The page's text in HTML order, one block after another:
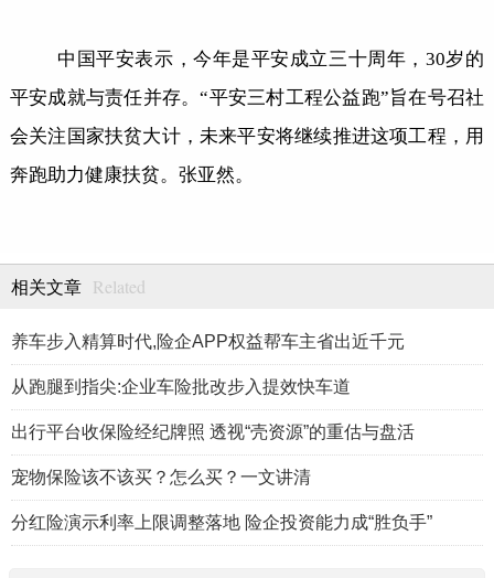
中国平安表示，今年是平安成立三十周年，30岁的
平安成就与责任并存。“平安三村工程公益跑”旨在号召社
会关注国家扶贫大计，未来平安将继续推进这项工程，用
奔跑助力健康扶贫。张亚然。
相关文章 Related
养车步入精算时代,险企APP权益帮车主省出近千元
从跑腿到指尖:企业车险批改步入提效快车道
出行平台收保险经纪牌照 透视“壳资源”的重估与盘活
宠物保险该不该买？怎么买？一文讲清
分红险演示利率上限调整落地 险企投资能力成“胜负手”